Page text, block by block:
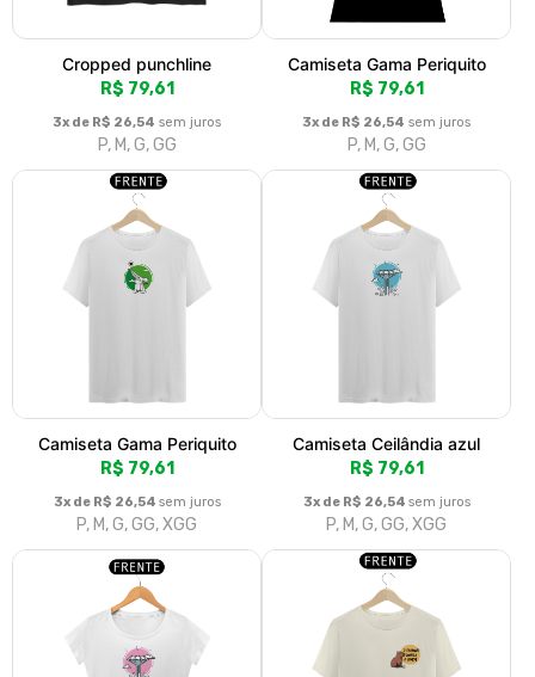
Cropped punchline
R$ 79,61
3x de R$ 26,54 sem juros
P, M, G, GG
Camiseta Gama Periquito
R$ 79,61
3x de R$ 26,54 sem juros
P, M, G, GG
Camiseta Gama Periquito
R$ 79,61
3x de R$ 26,54 sem juros
P, M, G, GG, XGG
Camiseta Ceilândia azul
R$ 79,61
3x de R$ 26,54 sem juros
P, M, G, GG, XGG